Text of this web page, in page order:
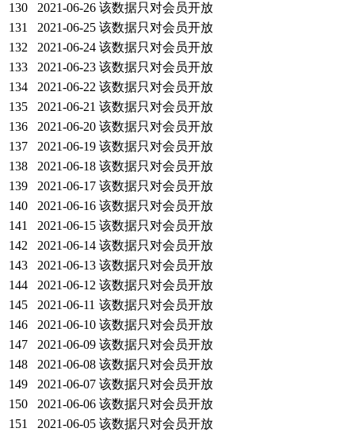
130
2021-06-26 该数据只对会员开放
131
2021-06-25 该数据只对会员开放
132
2021-06-24 该数据只对会员开放
133
2021-06-23 该数据只对会员开放
134
2021-06-22 该数据只对会员开放
135
2021-06-21 该数据只对会员开放
136
2021-06-20 该数据只对会员开放
137
2021-06-19 该数据只对会员开放
138
2021-06-18 该数据只对会员开放
139
2021-06-17 该数据只对会员开放
140
2021-06-16 该数据只对会员开放
141
2021-06-15 该数据只对会员开放
142
2021-06-14 该数据只对会员开放
143
2021-06-13 该数据只对会员开放
144
2021-06-12 该数据只对会员开放
145
2021-06-11 该数据只对会员开放
146
2021-06-10 该数据只对会员开放
147
2021-06-09 该数据只对会员开放
148
2021-06-08 该数据只对会员开放
149
2021-06-07 该数据只对会员开放
150
2021-06-06 该数据只对会员开放
151
2021-06-05 该数据只对会员开放